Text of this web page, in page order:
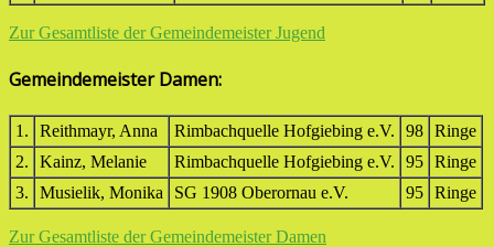
Zur Gesamtliste der Gemeindemeister Jugend
Gemeindemeister Damen:
1. Reithmayr, Anna Rimbachquelle Hofgiebing e.V. 98 Ringe
2.
Kainz, Melanie Rimbachquelle Hofgiebing e.V. 95 Ringe
3.
Musielik, Monika SG 1908 Oberornau e.V. 95 Ringe
Zur Gesamtliste der Gemeindemeister Damen